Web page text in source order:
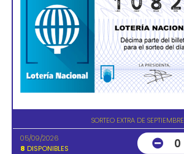
SORTEO EXTRA DE SEPTIEMBRE
05/09/2026
8 DISPONIBLES 0